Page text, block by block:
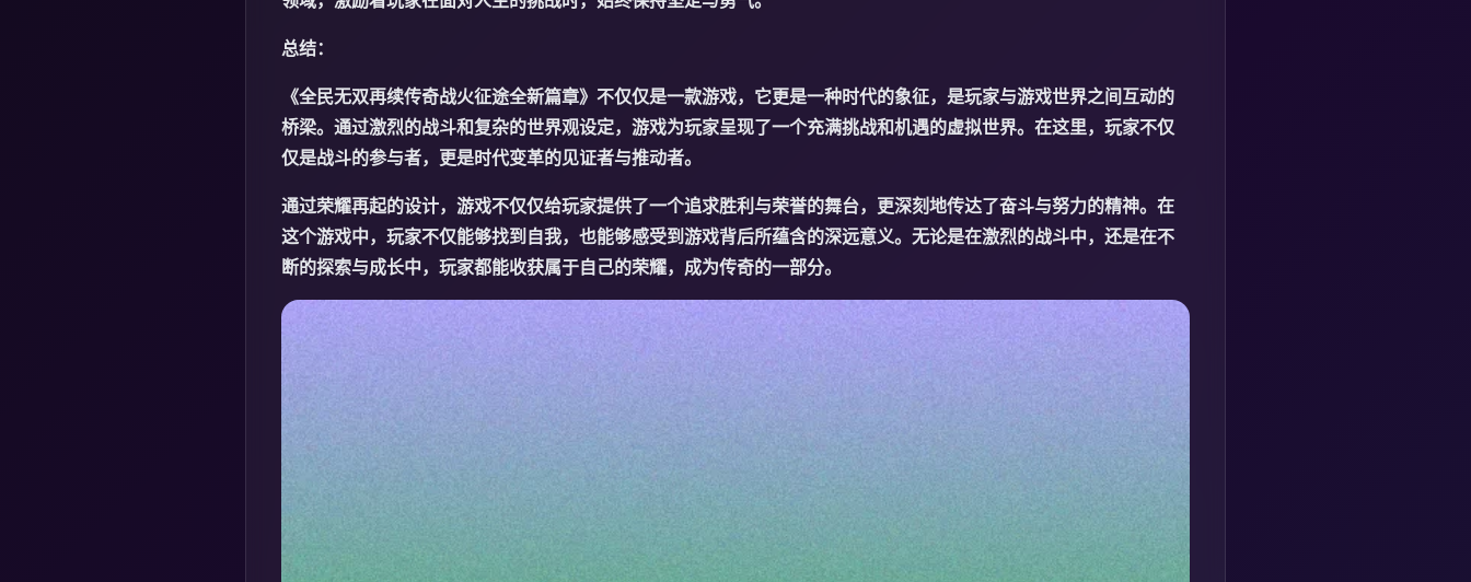
总结：
《全民无双再续传奇战火征途全新篇章》不仅仅是一款游戏，它更是一种时代的象征，是玩家与游戏世界之间互动的
桥梁。通过激烈的战斗和复杂的世界观设定，游戏为玩家呈现了一个充满挑战和机遇的虚拟世界。在这里，玩家不仅
仅是战斗的参与者，更是时代变革的见证者与推动者。
通过荣耀再起的设计，游戏不仅仅给玩家提供了一个追求胜利与荣誉的舞台，更深刻地传达了奋斗与努力的精神。在
这个游戏中，玩家不仅能够找到自我，也能够感受到游戏背后所蕴含的深远意义。无论是在激烈的战斗中，还是在不
断的探索与成长中，玩家都能收获属于自己的荣耀，成为传奇的一部分。